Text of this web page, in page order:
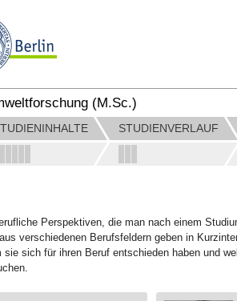
(M.Sc.)
STUDIENVERLAUF
Perspektiven, die man nach einem
verschiedenen Berufsfeldern geben in
sie sich für ihren Beruf entschieden haben und